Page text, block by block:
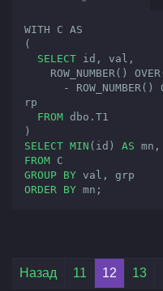
WITH C AS
(
SELECT id, val,
ROW_NUMBER()
-
rp
FROM dbo.T1
SELECT MIN (id) AS mn,
FROM
GROUP BY
ORDER BY mn;